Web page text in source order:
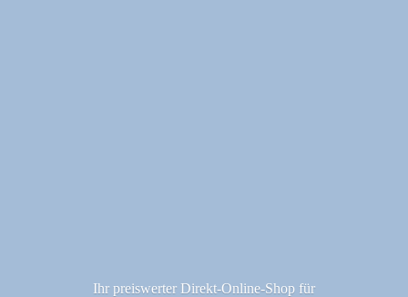
Ihr preiswerter Direkt-Online-Shop für